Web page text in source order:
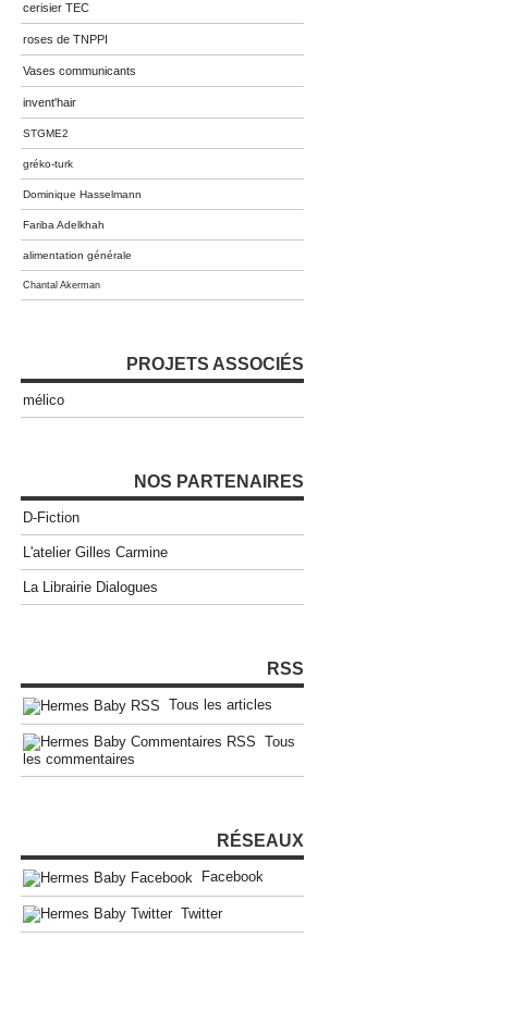
cerisier TEC
roses de TNPPI
Vases communicants
invent'hair
STGME2
gréko-turk
Dominique Hasselmann
Fariba Adelkhah
alimentation générale
Chantal Akerman
PROJETS ASSOCIÉS
mélico
NOS PARTENAIRES
D-Fiction
L'atelier Gilles Carmine
La Librairie Dialogues
RSS
Tous les articles
Tous
les commentaires
RÉSEAUX
Facebook
Twitter